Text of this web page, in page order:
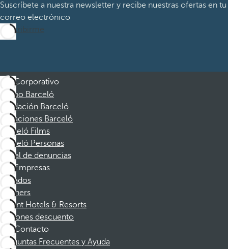
Suscríbete a nuestra newsletter y recibe nuestras ofertas en tu
correo electrónico
Suscribirme
Corporativo
Grupo Barceló
Fundación Barceló
Vacaciones Barceló
Barceló Films
Barceló Personas
Canal de denuncias
Empresas
Afiliados
Partners
Dorint Hotels & Resorts
Cupones descuento
Contacto
Preguntas Frecuentes y Ayuda